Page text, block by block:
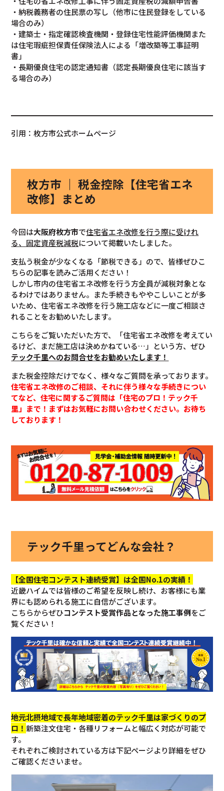
・納税義務者の住民票の写し（他市に住民登録をしている
場合のみ）
・建築士・指定確認検査機関・登録住宅性能評価機関また
は住宅瑕疵担保責任保険法人による「増改築等工事証明
書」
・長期優良住宅の認定通知書（認定長期優良住宅に該当す
る場合のみ）
引用：枚方市公式ホームページ
枚方市 ｜ 税金控除【住宅省エネ
改修】まとめ
今回は大阪府枚方市で住宅省エネ改修を行う際に受けれ
る、固定資産税減税について掲載いたしました。
支払う税金が少なくなる「節税できる」ので、皆様ぜひこ
ちらの記事を読みご活用ください！
しかし市内の住宅省エネ改修を行う方全員が減税対象とな
るわけではありません。また手続きもややこしいことが多
いため、住宅省エネ改修を行う施工店などに一度ご相談さ
れることをお勧めいたします。
こちらをご覧いただいた方で、「住宅省エネ改修を考えてい
るけど、まだ施工店は決めかねている…」という方、ぜひ
テック千里へのお問合せをお勧めいたします！
また税金控除だけでなく、様々なご質問を承っております。
住宅省エネ改修のご相談、それに伴う様々な手続きについ
てなど、住宅に関するご質問は「住宅のプロ！テック千
里」まで！まずはお気軽にお問い合わせください。お待ち
しております！
テック千里ってどんな会社？
【全国住宅コンテスト連続受賞】は全国No.1の実績！
近畿ハイムでは皆様のご希望を反映し続け、お客様にも業
界にも認められる施工に自信がございます。
こちらからぜひコンテスト受賞作品となった施工事例をご
覧ください！
地元北摂地域で長年地域密着のテック千里は家づくりのプ
ロ！新築注文住宅・各種リフォームと幅広く対応が可能で
す。
それぞれご検討されている方は下記ページより詳細をぜひ
ご確認くださいませ。